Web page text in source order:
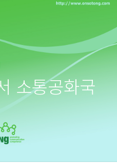
소통공화국